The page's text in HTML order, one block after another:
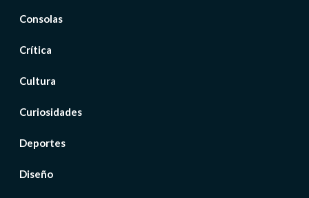
Consolas
Crítica
Cultura
Curiosidades
Deportes
Diseño